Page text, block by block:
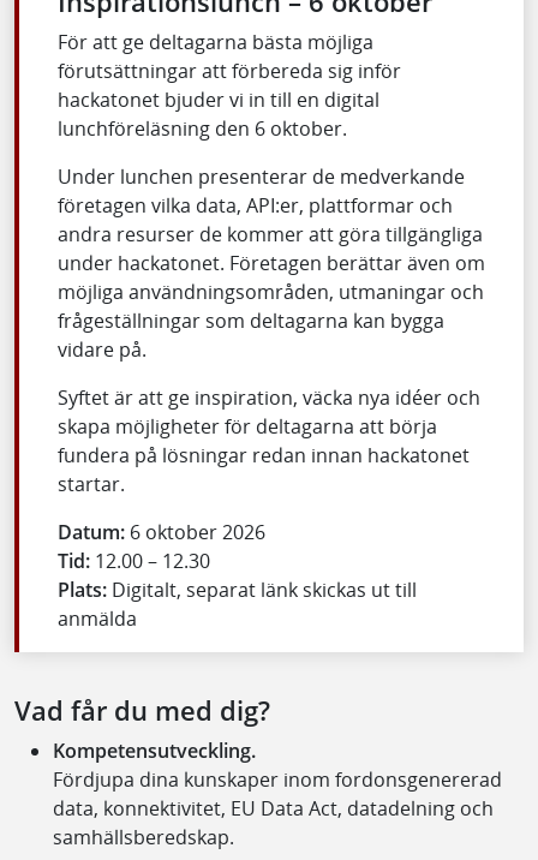
För att ge deltagarna bästa möjliga
förutsättningar att förbereda sig inför
hackatonet bjuder vi in till en digital
lunchföreläsning den 6 oktober.
Under lunchen presenterar de medverkande
företagen vilka data, API:er, plattformar och
andra resurser de kommer att göra tillgängliga
under hackatonet. Företagen berättar även om
möjliga användningsområden, utmaningar och
frågeställningar som deltagarna kan bygga
vidare på.
Syftet är att ge inspiration, väcka nya idéer och
skapa möjligheter för deltagarna att börja
fundera på lösningar redan innan hackatonet
startar.
Datum: 6 oktober 2026
Tid: 12.00 – 12.30
Plats: Digitalt, separat länk skickas ut till
anmälda
Vad får du med dig?
Kompetensutveckling.
Fördjupa dina kunskaper inom fordonsgenererad
data, konnektivitet, EU Data Act, datadelning och
samhällsberedskap.